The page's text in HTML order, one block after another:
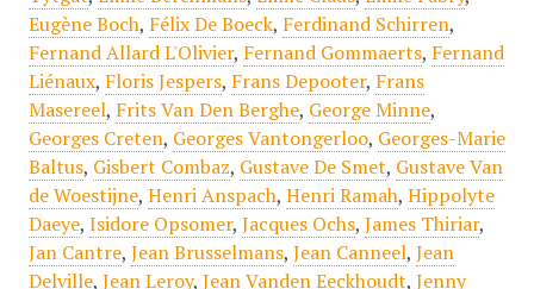
Eugène Boch, Félix De Boeck, Ferdinand Schirren,
Fernand Allard L'Olivier, Fernand Gommaerts, Fernand
Liénaux, Floris Jespers, Frans Depooter, Frans
Masereel, Frits Van Den Berghe, George Minne,
Georges Creten, Georges Vantongerloo, Georges-Marie
Baltus, Gisbert Combaz, Gustave De Smet, Gustave Van
de Woestijne, Henri Anspach, Henri Ramah, Hippolyte
Daeye, Isidore Opsomer, Jacques Ochs, James Thiriar,
Jan Cantre, Jean Brusselmans, Jean Canneel, Jean
Delville, Jean Leroy, Jean Vanden Eeckhoudt, Jenny